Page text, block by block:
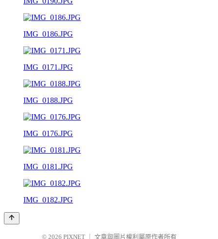
IMG_0186.JPG
IMG_0171.JPG
IMG_0188.JPG
IMG_0176.JPG
IMG_0181.JPG
IMG_0182.JPG
© 2026 PIXNET 文章與圖片權利屬原作者所有